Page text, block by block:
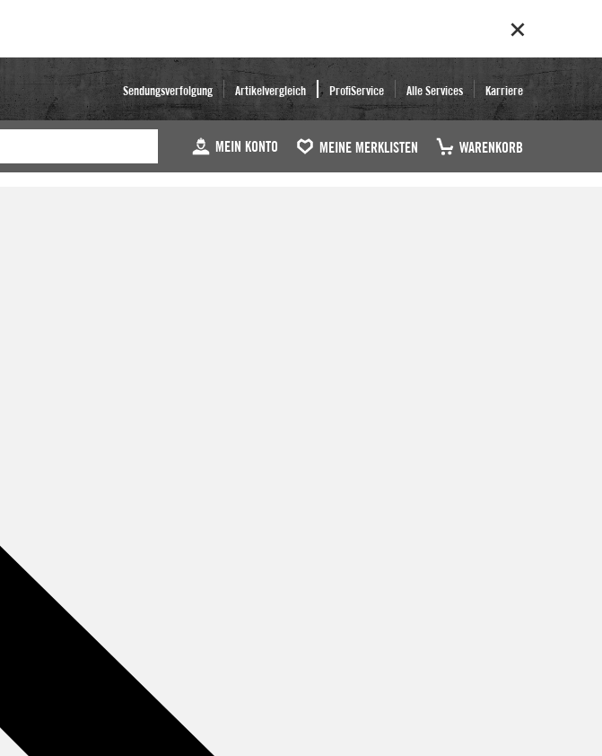
Sendungsverfolgung Artikelvergleich ProfiService Alle Services Karriere
MEIN KONTO MEINE MERKLISTEN WARENKORB